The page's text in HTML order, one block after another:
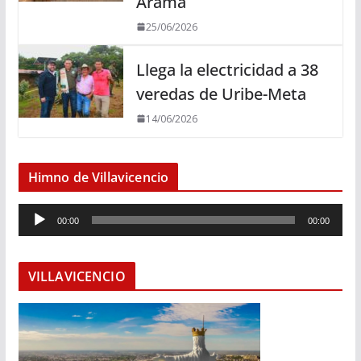
25/06/2026
Llega la electricidad a 38
veredas de Uribe-Meta
14/06/2026
Himno de Villavicencio
e
o
d
u
c
00:00 00:00
VILLAVICENCIO